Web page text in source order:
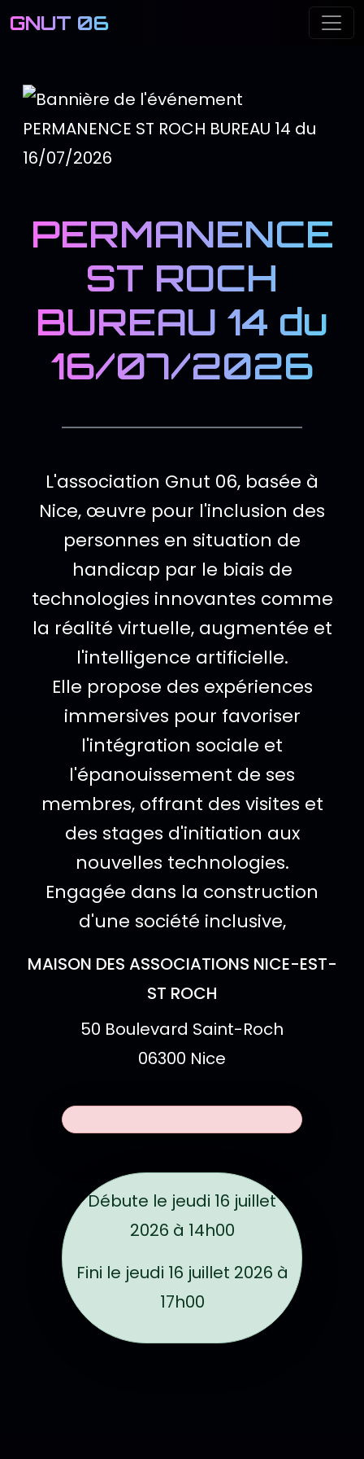
GNUT 06
PERMANENCE
ST ROCH
BUREAU 14 du
16/07/2026
Description de
L'association Gnut 06, basée à
Nice, œuvre pour l'inclusion des
personnes en situation de
handicap par le biais de
technologies innovantes comme
la réalité virtuelle, augmentée et
l'intelligence artificielle.
Elle propose des expériences
immersives pour favoriser
l'intégration sociale et
l'épanouissement de ses
membres, offrant des visites et
des stages d'initiation aux
nouvelles technologies.
Engagée dans la construction
d'une société inclusive,
Lieu de
MAISON DES ASSOCIATIONS NICE-EST-
ST ROCH
Adresse :
50 Boulevard Saint-Roch
06300 Nice
Dates de
Débute le jeudi 16 juillet
2026 à 14h00
Fini le jeudi 16 juillet 2026 à
17h00